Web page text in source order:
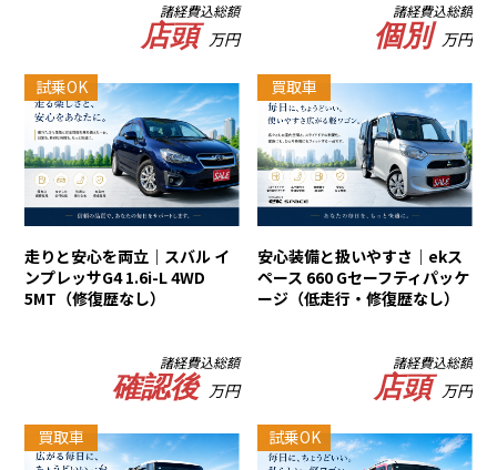
諸経費込総額
店頭 万円
諸経費込総額
個別 万円
試乗OK
走りと安心を両立｜スバル イ
ンプレッサG4 1.6i-L 4WD
5MT（修復歴なし）
諸経費込総額
確認後 万円
買取車
安心装備と扱いやすさ｜ekス
ペース 660 Gセーフティパッケ
ージ（低走行・修復歴なし）
諸経費込総額
店頭 万円
買取車 試乗OK